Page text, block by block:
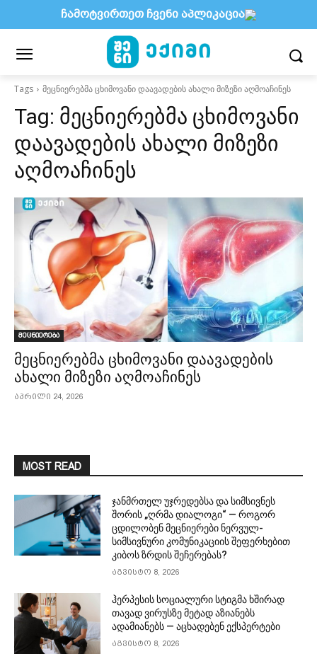
Tags მეცნიერებმა ცხიმოვანი დაავადების ახალი მიზეზი აღმოაჩინეს
Tag: მეცნიერებმა ცხიმოვანი
დაავადების ახალი მიზეზი
აღმოაჩინეს
მეცნიერება
მეცნიერებმა ცხიმოვანი დაავადების
ახალი მიზეზი აღმოაჩინეს
აპრილი 24, 2026
MOST READ
ჯანმრთელ უჯრედებსა და სიმსივნეს
შორის „ღრმა დიალოგი“ — როგორ
ცდილობენ მეცნიერები ნერვულ-
სიმსივნური კომუნიკაციის შეფერხებით
კიბოს ზრდის შეჩერებას?
აგვისტო 8, 2026
ჰერპესის სოციალური სტიგმა ხშირად
თავად ვირუსზე მეტად აზიანებს
ადამიანებს — აცხადებენ ექსპერტები
აგვისტო 8, 2026
ჩამოტვირთეთ ჩვენი აპლიკაცია